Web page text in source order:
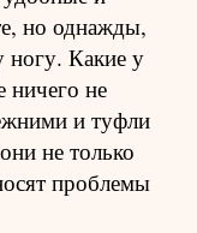
но однажды,
ногу. Какие у
ничего не
и туфли
не только
проблемы